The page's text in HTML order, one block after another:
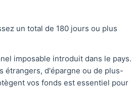
un total de 180 jours ou plus
imposable introduit dans le pays.
étrangers, d'épargne ou de plus-
vos fonds est essentiel pour